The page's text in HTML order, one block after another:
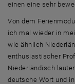
einen eine sehr
Von dem
ich mal wieder in
wie ähnlich
enthusiastischer
Niederländisch
deutsche Wort und